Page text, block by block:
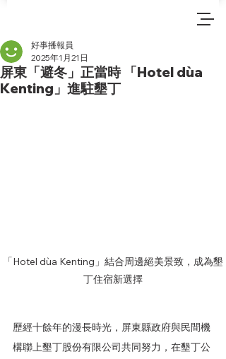
屏東「避冬」正當時 「Hotel dùa
Kenting」進駐墾丁
好事播報員
2025年1月21日
「Hotel dùa Kenting」結合周邊絕美景致，成為墾
丁住宿新選擇
歷經十餘年的漫長時光，屏東縣政府與民間機
構聯上墾丁股份有限公司共同努力，在墾丁公